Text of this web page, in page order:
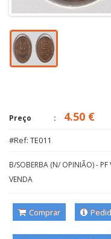
Preço 4.50 €
#Ref: TE011
B/SOBERBA (N/ OPINIÃO) - PF
VENDA
Comprar